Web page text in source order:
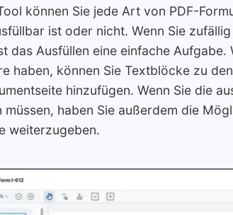
können Sie jede Art von PDF-
ist oder nicht. Wenn Sie
das Ausfüllen eine einfache Aufgabe.
haben, können Sie Textblöcke zu
hinzufügen. Wenn Sie die
müssen, haben Sie außerdem die
weiterzugeben.